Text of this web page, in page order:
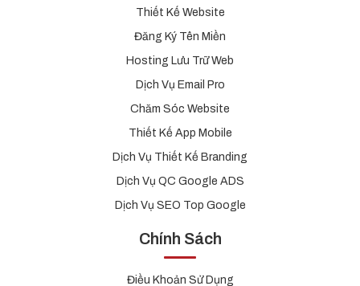
Thiết Kế Website
Đăng Ký Tên Miền
Hosting Lưu Trữ Web
Dịch Vụ Email Pro
Chăm Sóc Website
Thiết Kế App Mobile
Dịch Vụ Thiết Kế Branding
Dịch Vụ QC Google ADS
Dịch Vụ SEO Top Google
Chính Sách
Điều Khoản Sử Dụng